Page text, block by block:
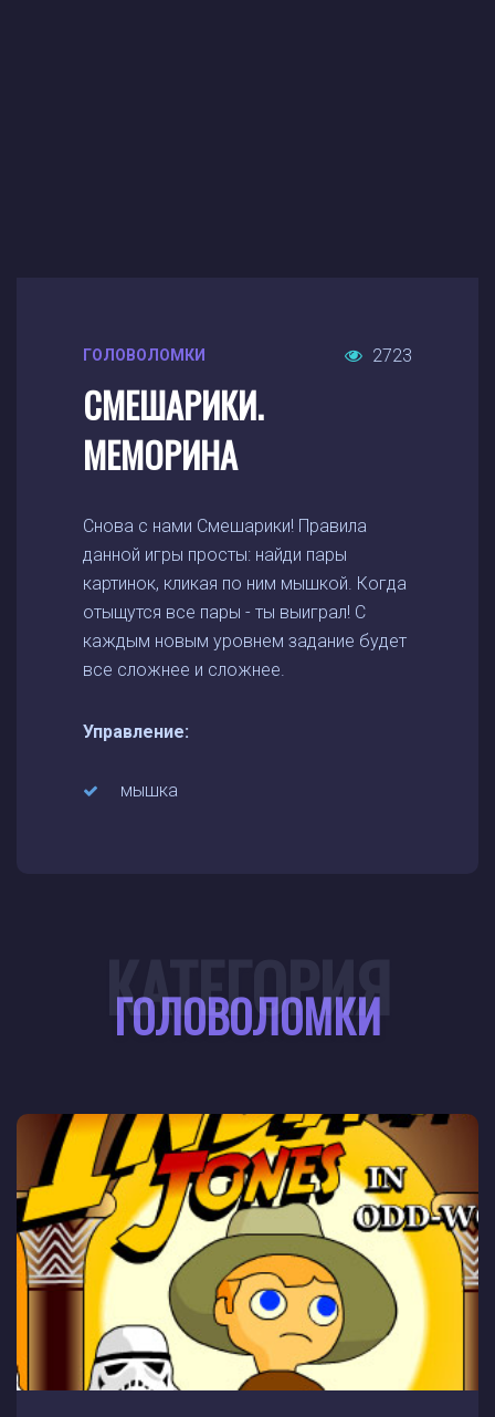
ГОЛОВОЛОМКИ 2723
СМЕШАРИКИ.
МЕМОРИНА
Снова с нами Смешарики! Правила
данной игры просты: найди пары
картинок, кликая по ним мышкой. Когда
отыщутся все пары - ты выиграл! С
каждым новым уровнем задание будет
все сложнее и сложнее.
Управление:
мышка
ГОЛОВОЛОМКИ
КАТЕГОРИЯ